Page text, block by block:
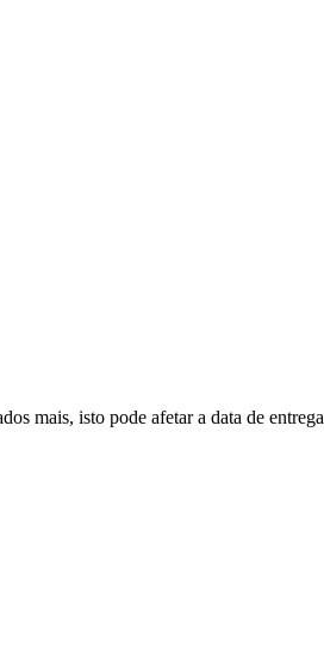
mais, isto pode afetar a data de entrega